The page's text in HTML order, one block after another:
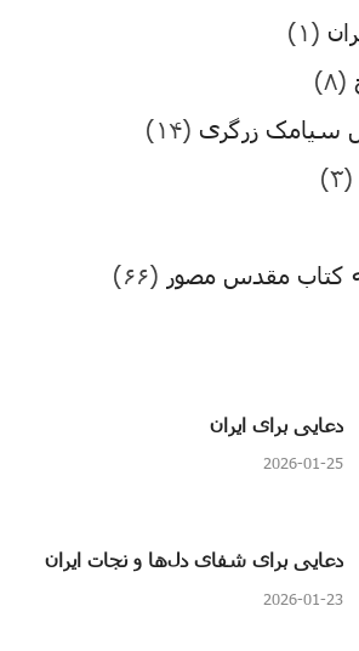
(۱)
(۸)
زرگری (۱۴)
(۳)
کتاب مقدس مصور (۶۶)
دعایی برای ایران
2026-01-25
دعایی برای شفای دل‌ها و نجات ایران
2026-01-23